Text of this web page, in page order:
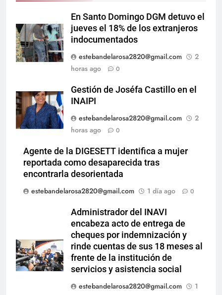
En Santo Domingo DGM detuvo el
jueves el 18% de los extranjeros
indocumentados
estebandelarosa2820@gmail.com
2
horas ago
0
Gestión de Joséfa Castillo en el
INAIPI
estebandelarosa2820@gmail.com
2
horas ago
0
Agente de la DIGESETT identifica a mujer
reportada como desaparecida tras
encontrarla desorientada
estebandelarosa2820@gmail.com
1 día ago 0
Administrador del INAVI
encabeza acto de entrega de
cheques por indemnización y
rinde cuentas de sus 18 meses al
frente de la institución de
servicios y asistencia social
estebandelarosa2820@gmail.com
1